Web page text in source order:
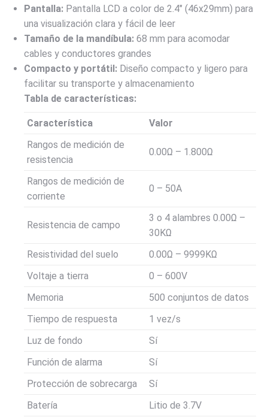
Pantalla: Pantalla LCD a color de 2.4″ (46x29mm) para
una visualización clara y fácil de leer
Tamaño de la mandíbula: 68 mm para acomodar
cables y conductores grandes
Compacto y portátil: Diseño compacto y ligero para
facilitar su transporte y almacenamiento
Tabla de características:
Característica
Valor
Rangos de medición de
resistencia
0.00Ω – 1.800Ω
Rangos de medición de
corriente
0 – 50A
Resistencia de campo
3 o 4 alambres 0.00Ω –
30KΩ
Resistividad del suelo
0.00Ω – 9999KΩ
Voltaje a tierra
0 – 600V
Memoria
500 conjuntos de datos
Tiempo de respuesta
1 vez/s
Luz de fondo
Sí
Función de alarma
Sí
Protección de sobrecarga
Sí
Batería
Litio de 3.7V